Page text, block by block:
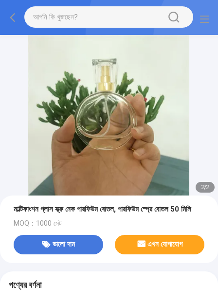
2/2
মাল্টিফাংশন গ্লাস স্ক্রু নেক পারফিউম বোতল, পারফিউম স্প্রে বোতল 50 মিলি
MOQ：1000 সেট
ভালো দাম এখন যোগাযোগ
পণ্যের বর্ণনা